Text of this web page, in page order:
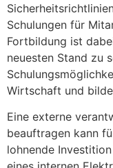
Schulungen für
Fortbildung ist
neuesten Stand zu
Wirtschaft und
Eine externe
beauftragen kann
lohnende